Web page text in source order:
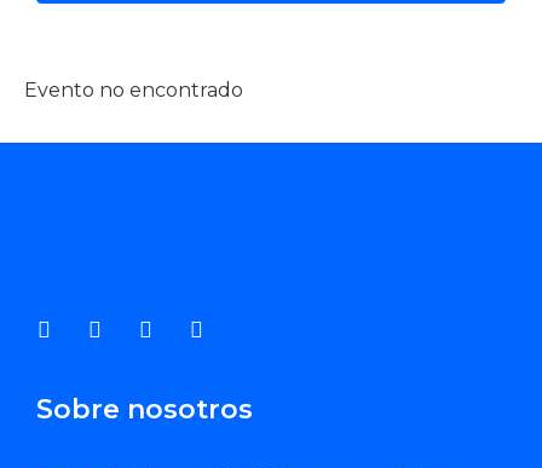
Evento no encontrado
Sobre nosotros